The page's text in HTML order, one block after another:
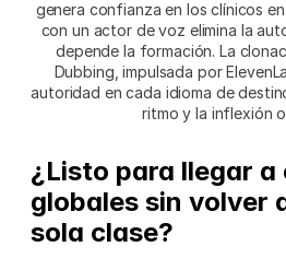
genera confianza en los clínicos
con un actor de voz elimina la
depende la formación. La
Dubbing, impulsada por
autoridad en cada idioma de
ritmo y la inflexión
¿Listo para llegar a
globales sin volver
sola clase?